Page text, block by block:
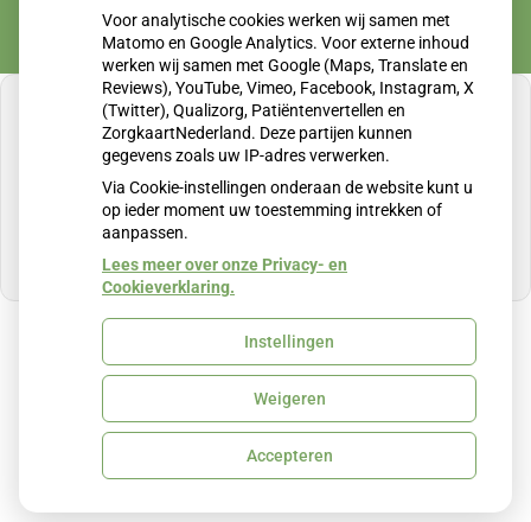
U heeft geen toestemming gegeven voor
externe inhoud die nodig is om dit te zien.
Cookie-instellingen wijzigen
Uw Zorg Online
Cookie-instellingen
Voor analytische cookies werken wij samen met
Matomo en Google Analytics. Voor externe inhoud
werken wij samen met Google (Maps, Translate en
Reviews), YouTube, Vimeo, Facebook, Instagram, X
(Twitter), Qualizorg, Patiëntenvertellen en
ZorgkaartNederland. Deze partijen kunnen
gegevens zoals uw IP-adres verwerken.
Via Cookie-instellingen onderaan de website kunt u
op ieder moment uw toestemming intrekken of
aanpassen.
Lees meer over onze Privacy- en
Cookieverklaring.
Instellingen
Weigeren
Accepteren